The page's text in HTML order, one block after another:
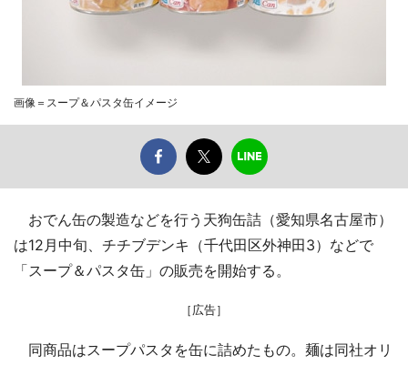
画像＝スープ＆パスタ缶イメージ
おでん缶の製造などを行う天狗缶詰（愛知県名古屋市）
は12月中旬、チチブデンキ（千代田区外神田3）などで
「スープ＆パスタ缶」の販売を開始する。
［広告］
同商品はスープパスタを缶に詰めたもの。麺は同社オリ